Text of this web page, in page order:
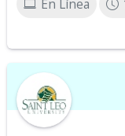
En Línea